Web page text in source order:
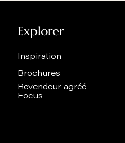
Explorer
Inspiration
Brochures
Revendeur agréé
Focus